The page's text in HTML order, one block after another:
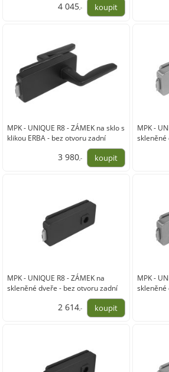
4 045,-
MPK - UNIQUE R8 - ZÁMEK na sklo s
klikou ERBA - bez otvoru zadní
3 980,-
MPK -
skleněné
MPK - UNIQUE R8 - ZÁMEK na
skleněné dveře - bez otvoru zadní
2 614,-
MPK -
skleněné